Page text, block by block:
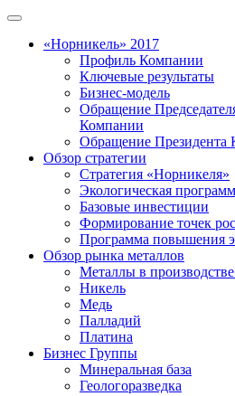
«Норникель» 2017
Профиль Компании
Ключевые результаты
Бизнес-модель
Обращение
Компании
Обращение Президента
Обзор стратегии
Стратегия «Норникеля»
Экологическая
Базовые инвестиции
Формирование точек
Программа повышения
Обзор рынка металлов
Металлы в
Никель
Медь
Палладий
Платина
Бизнес Группы
Минеральная база
Геологоразведка